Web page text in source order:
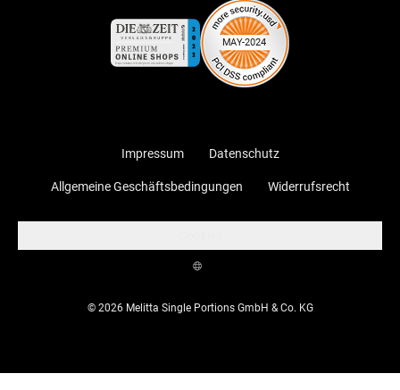
Impressum Datenschutz
Allgemeine Geschäftsbedingungen Widerrufsrecht
© 2026 Melitta Single Portions GmbH & Co. KG